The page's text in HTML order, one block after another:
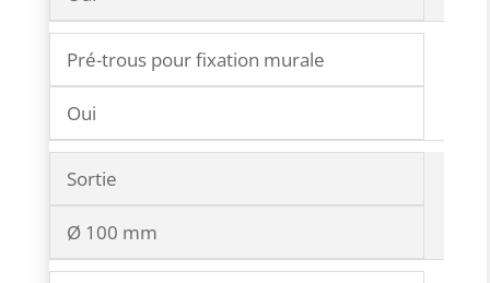
Pré-trous pour fixation murale
Oui
Sortie
Ø 100 mm